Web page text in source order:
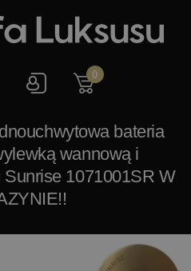
0
bateria
wannową i
1071001SR W